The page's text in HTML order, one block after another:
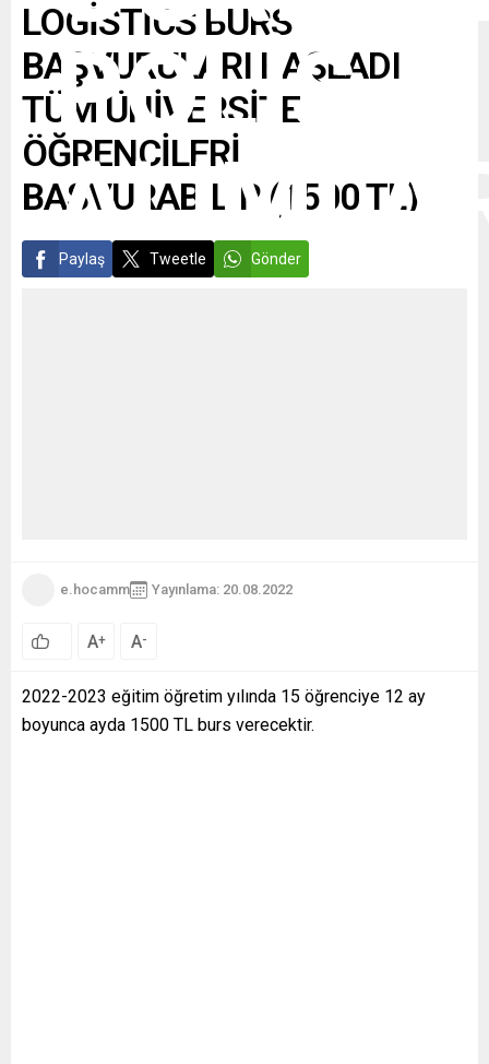
LOGİSTİCS BURS
BAŞVURULARI BAŞLADI
TÜM ÜNİVERSİTE
ÖĞRENCİLERİ
BAŞVURABİLİR (1500 TL)
Paylaş Tweetle Gönder
e.hocamm Yayınlama: 20.08.2022
A+ A-
2022-2023 eğitim öğretim yılında 15 öğrenciye 12 ay
boyunca ayda 1500 TL burs verecektir.